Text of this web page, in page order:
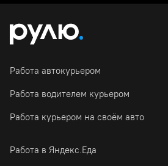
Работа автокурьером
Работа водителем курьером
Работа курьером на своём авто
Работа в Яндекс.Еда